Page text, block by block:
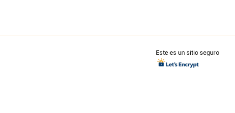
Este es un sitio seguro